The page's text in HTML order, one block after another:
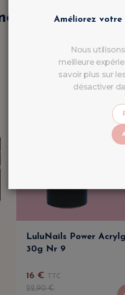
LuluNails Power
30g Nr 9
16 € TTC
22,90€
Améliorez votre
Nous
meilleure
savoir plus sur
désactiver